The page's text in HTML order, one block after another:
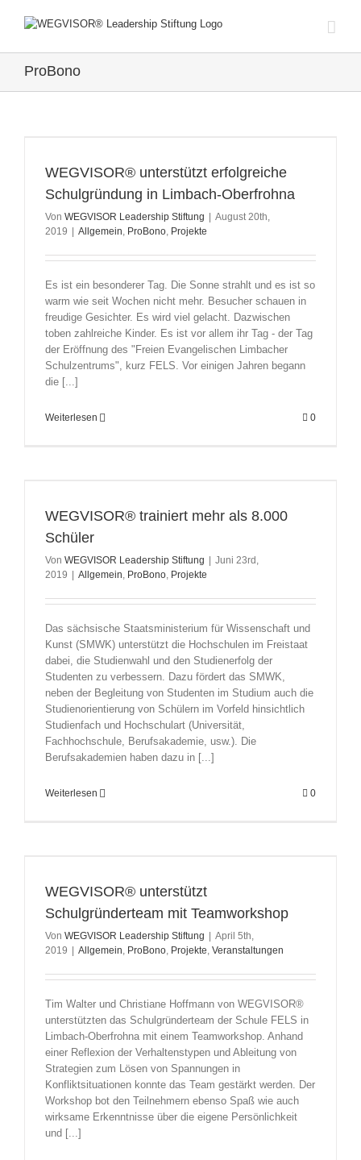
ProBono
WEGVISOR® unterstützt erfolgreiche
Schulgründung in Limbach-Oberfrohna
Von WEGVISOR Leadership Stiftung
August 20th,
2019
Allgemein, ProBono, Projekte
Es ist ein besonderer Tag. Die Sonne strahlt und es ist so
warm wie seit Wochen nicht mehr. Besucher schauen in
freudige Gesichter. Es wird viel gelacht. Dazwischen
toben zahlreiche Kinder. Es ist vor allem ihr Tag - der Tag
der Eröffnung des "Freien Evangelischen Limbacher
Schulzentrums", kurz FELS. Vor einigen Jahren begann
die [...]
Weiterlesen 0
WEGVISOR® trainiert mehr als 8.000
Schüler
Von WEGVISOR Leadership Stiftung
Juni 23rd,
2019
Allgemein, ProBono, Projekte
Das sächsische Staatsministerium für Wissenschaft und
Kunst (SMWK) unterstützt die Hochschulen im Freistaat
dabei, die Studienwahl und den Studienerfolg der
Studenten zu verbessern. Dazu fördert das SMWK,
neben der Begleitung von Studenten im Studium auch die
Studienorientierung von Schülern im Vorfeld hinsichtlich
Studienfach und Hochschulart (Universität,
Fachhochschule, Berufsakademie, usw.). Die
Berufsakademien haben dazu in [...]
Weiterlesen 0
WEGVISOR® unterstützt
Schulgründerteam mit Teamworkshop
Von WEGVISOR Leadership Stiftung
April 5th,
2019
Allgemein, ProBono, Projekte, Veranstaltungen
Tim Walter und Christiane Hoffmann von WEGVISOR®
unterstützten das Schulgründerteam der Schule FELS in
Limbach-Oberfrohna mit einem Teamworkshop. Anhand
einer Reflexion der Verhaltenstypen und Ableitung von
Strategien zum Lösen von Spannungen in
Konfliktsituationen konnte das Team gestärkt werden. Der
Workshop bot den Teilnehmern ebenso Spaß wie auch
wirksame Erkenntnisse über die eigene Persönlichkeit
und [...]